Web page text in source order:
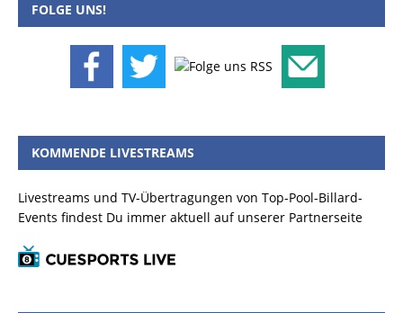
FOLGE UNS!
KOMMENDE LIVESTREAMS
Livestreams und TV-Übertragungen von Top-Pool-Billard-
Events findest Du immer aktuell auf unserer Partnerseite